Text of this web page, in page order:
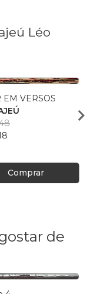
Léo
EM VERSOS
Comprar
LÉO
R$
de